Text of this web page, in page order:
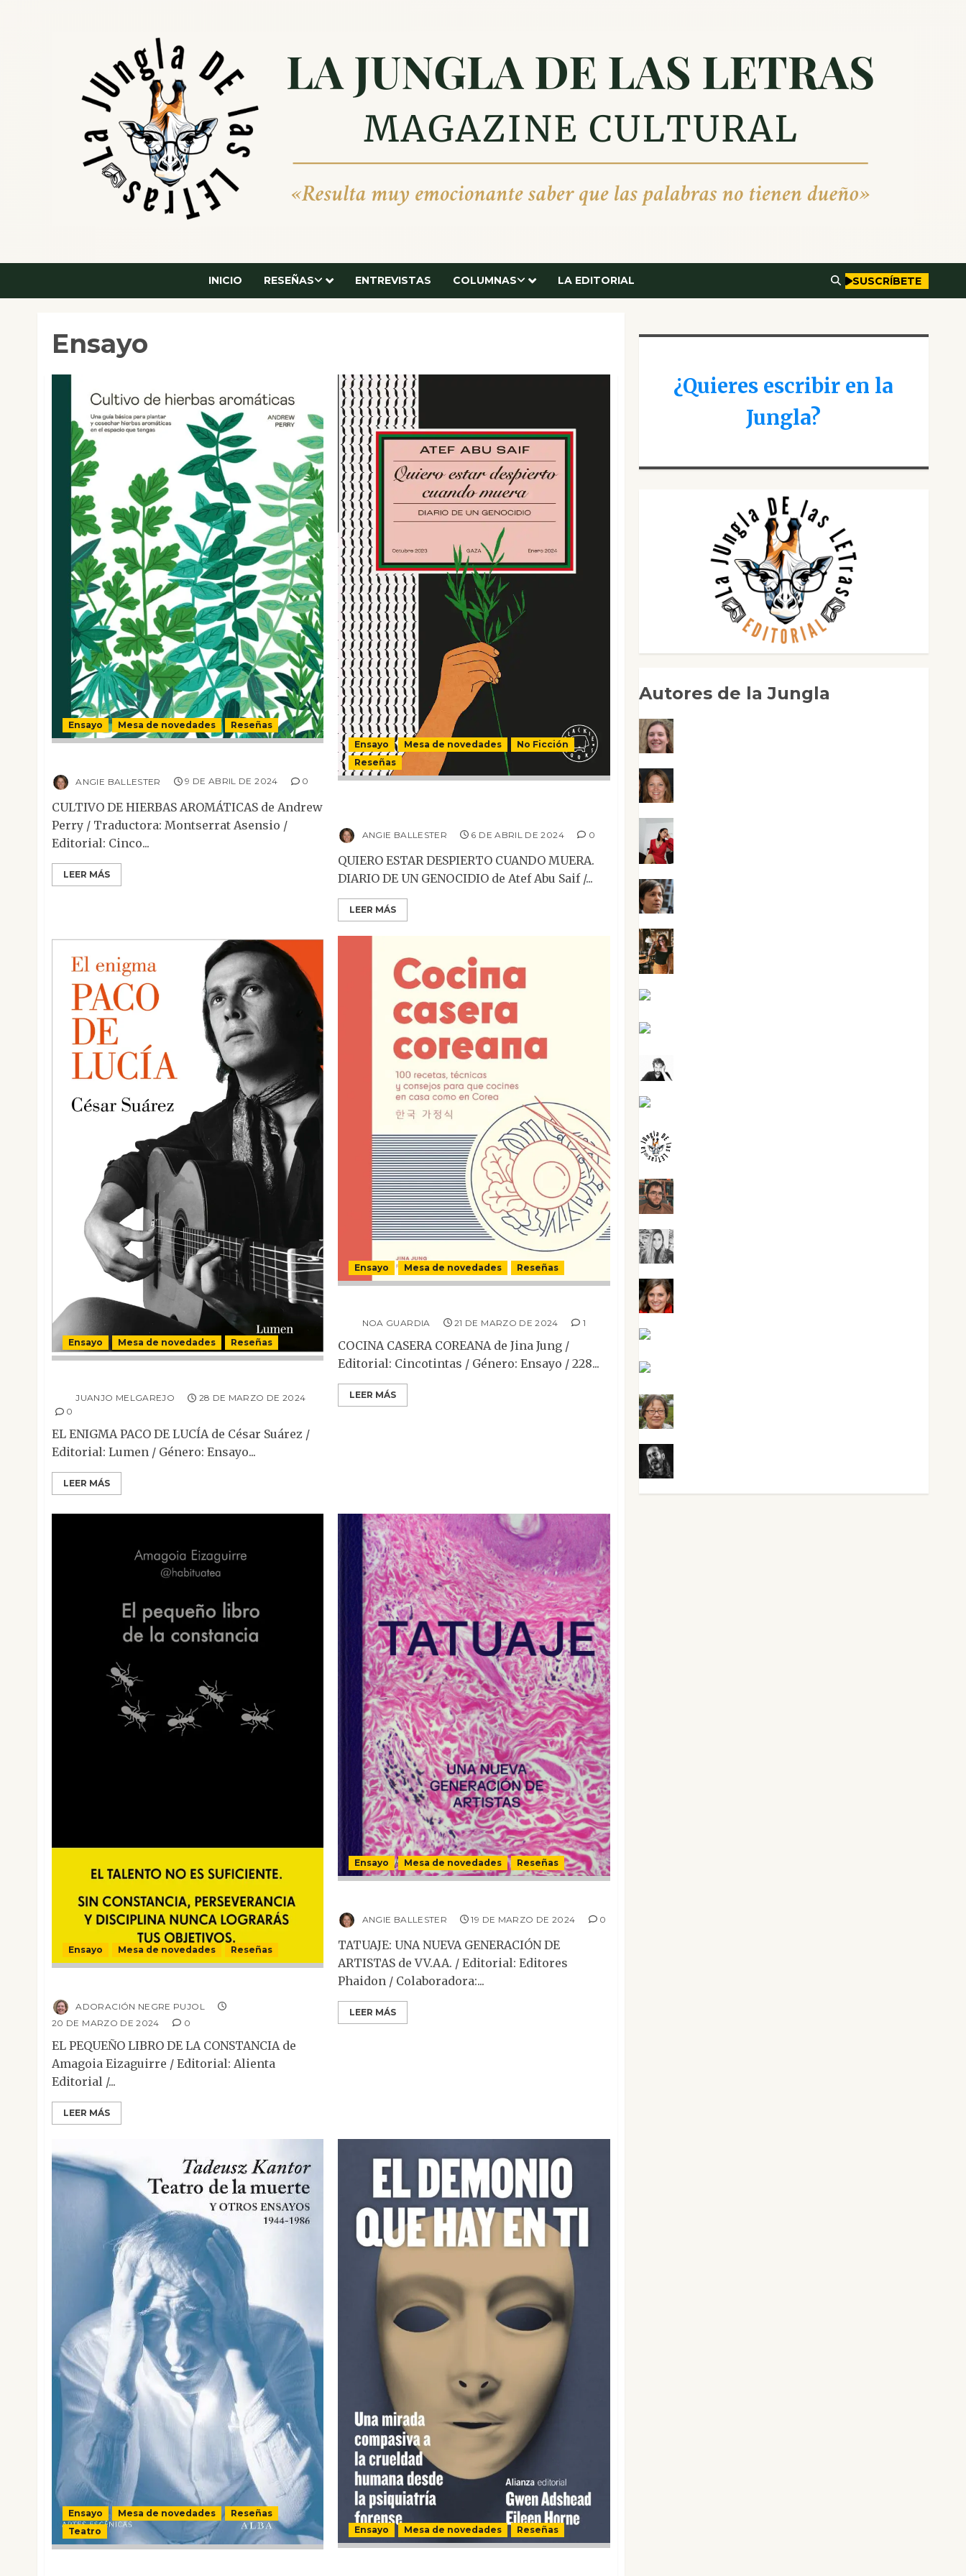
INICIO RESEÑAS ENTREVISTAS COLUMNAS LA EDITORIAL SUSCRÍBETE
Ensayo
Ensayo Mesa de novedades Reseñas
ANGIE BALLESTER 9 DE ABRIL DE 2024 0
CULTIVO DE HIERBAS AROMÁTICAS de Andrew
Perry / Traductora: Montserrat Asensio /
Editorial: Cinco...
LEER MÁS
Ensayo Mesa de novedades
No Ficción
Reseñas
ANGIE BALLESTER 6 DE ABRIL DE 2024 0
QUIERO ESTAR DESPIERTO CUANDO MUERA.
DIARIO DE UN GENOCIDIO de Atef Abu Saif /...
LEER MÁS
Ensayo Mesa de novedades Reseñas
JUANJO MELGAREJO
28 DE MARZO DE 2024
0
EL ENIGMA PACO DE LUCÍA de César Suárez /
Editorial: Lumen / Género: Ensayo...
LEER MÁS
Ensayo Mesa de novedades Reseñas
NOA GUARDIA 21 DE MARZO DE 2024 1
COCINA CASERA COREANA de Jina Jung /
Editorial: Cincotintas / Género: Ensayo / 228...
LEER MÁS
Ensayo Mesa de novedades Reseñas
ADORACIÓN NEGRE PUJOL
20 DE MARZO DE 2024
0
EL PEQUEÑO LIBRO DE LA CONSTANCIA de
Amagoia Eizaguirre / Editorial: Alienta
Editorial /...
LEER MÁS
Ensayo Mesa de novedades Reseñas
ANGIE BALLESTER 19 DE MARZO DE 2024 0
TATUAJE: UNA NUEVA GENERACIÓN DE
ARTISTAS de VV.AA. / Editorial: Editores
Phaidon / Colaboradora:...
LEER MÁS
Ensayo Mesa de novedades
Reseñas
Teatro
Ensayo Mesa de novedades Reseñas
¿Quieres escribir en la
Jungla?
Autores de la Jungla